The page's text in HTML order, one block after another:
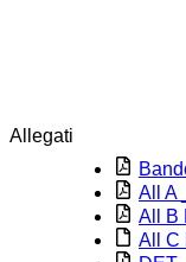
Allegati
All A
All B
All C